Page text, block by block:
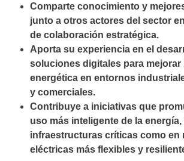
Comparte conocimiento y
junto a otros actores del sector
de colaboración estratégica.
Aporta su experiencia en el
soluciones digitales para
energética en entornos
y comerciales.
Contribuye a iniciativas que
uso más inteligente de la energía
infraestructuras críticas como en
eléctricas más flexibles y